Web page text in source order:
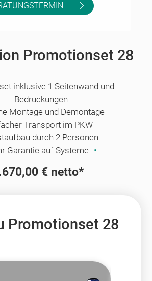
Promotionset 28
inklusive 1 Seitenwand und
Bedruckungen
Montage und Demontage
Transport im PKW
durch 2 Personen
Garantie auf Systeme
€ netto*
Promotionset 28